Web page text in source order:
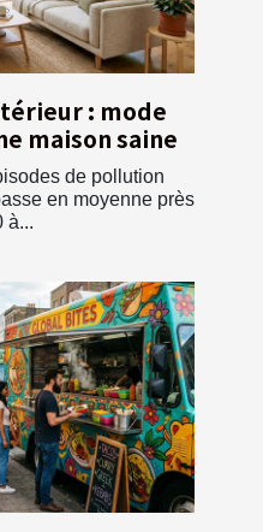
: mode
maison saine
de pollution
en moyenne près
à...